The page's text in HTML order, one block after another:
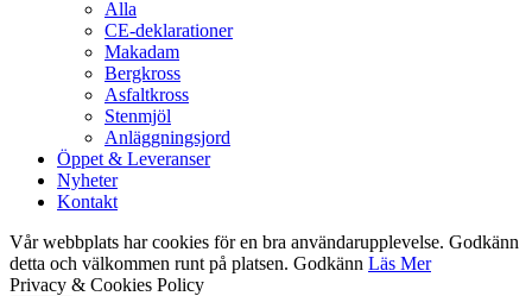
Alla
CE-deklarationer
Makadam
Bergkross
Asfaltkross
Stenmjöl
Anläggningsjord
Öppet & Leveranser
Nyheter
Kontakt
Vår webbplats har cookies för en bra användarupplevelse. Godkänn
detta och välkommen runt på platsen. Godkänn Läs Mer
Privacy & Cookies Policy